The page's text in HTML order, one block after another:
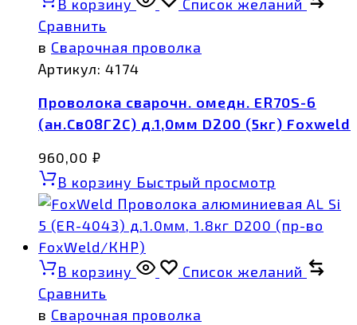
В корзину
Список желаний
Сравнить
в Сварочная проволка
Артикул: 4174
Проволока сварочн. омедн. ER70S-6
(ан.Св08Г2С) д.1,0мм D200 (5кг) Foxweld
960,00 ₽
В корзину Быстрый просмотр
В корзину
Список желаний
Сравнить
в Сварочная проволка